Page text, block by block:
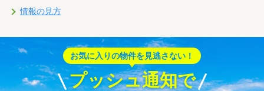
情報の見方
お気に入りの物件を見逃さない！
プッシュ通知で